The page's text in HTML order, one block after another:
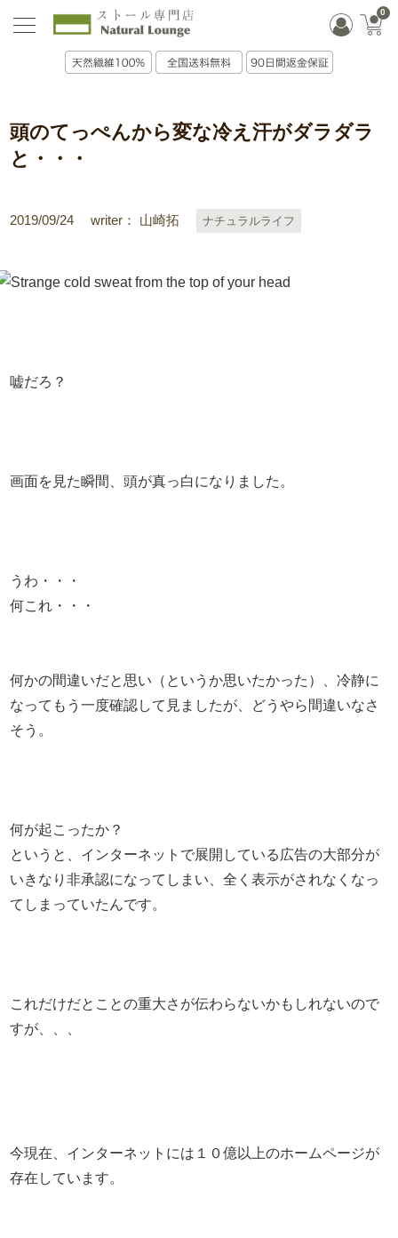
0
2019/09/24 writer： 山崎拓 ナチュラルライフ
頭のてっぺんから変な冷え汗がダラダラ
と・・・
嘘だろ？
画面を見た瞬間、頭が真っ白になりました。
うわ・・・
何これ・・・
何かの間違いだと思い（というか思いたかった）、冷静に
なってもう一度確認して見ましたが、どうやら間違いなさ
そう。
何が起こったか？
というと、インターネットで展開している広告の大部分が
いきなり非承認になってしまい、全く表示がされなくなっ
てしまっていたんです。
これだけだとことの重大さが伝わらないかもしれないので
すが、、、
今現在、インターネットには１０億以上のホームページが
存在しています。